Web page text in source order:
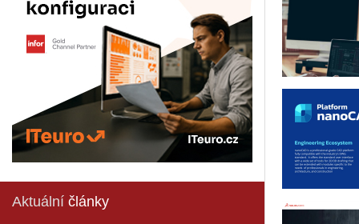
Aktuální články